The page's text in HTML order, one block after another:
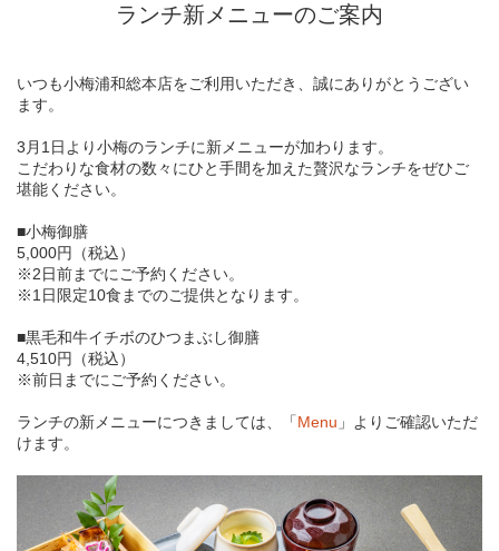
ランチ新メニューのご案内
いつも小梅浦和総本店をご利用いただき、誠にありがとうござい
ます。
3月1日より小梅のランチに新メニューが加わります。
こだわりな食材の数々にひと手間を加えた贅沢なランチをぜひご
堪能ください。
■小梅御膳
5,000円（税込）
※2日前までにご予約ください。
※1日限定10食までのご提供となります。
■黒毛和牛イチボのひつまぶし御膳
4,510円（税込）
※前日までにご予約ください。
ランチの新メニューにつきましては、「Menu 」よりご確認いただ
けます。